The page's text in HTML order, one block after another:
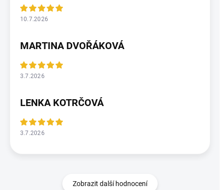
10.7.2026
MARTINA DVOŘÁKOVÁ
3.7.2026
LENKA KOTRČOVÁ
3.7.2026
Zobrazit další hodnocení